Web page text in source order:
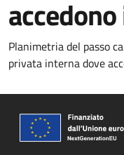
Planimetria del passo
privata interna dove